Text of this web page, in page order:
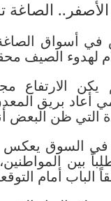
أسواق الصاغة
لهدوء الصيف
يكن الارتفاع
أعاد بريق
التي ظن البعض
في السوق يعكس